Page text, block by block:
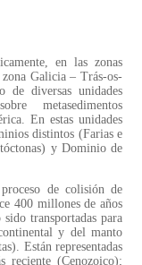
en las zonas
Galicia – Trás-os-
de diversas unidades
metasedimentos
En estas unidades
distintos (Farias e
y Dominio de
de colisión de
400 millones de años
transportadas para
y del manto
Están representadas
reciente (Cenozoico);